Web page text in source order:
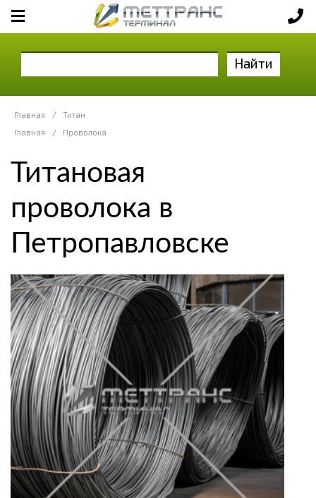
Найти
Главная /
Титан
Главная
/ Проволока
Титановая
проволока в
Петропавловске